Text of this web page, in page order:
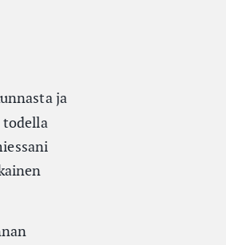
ja
todella